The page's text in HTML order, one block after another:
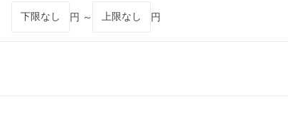
円 ～ 円